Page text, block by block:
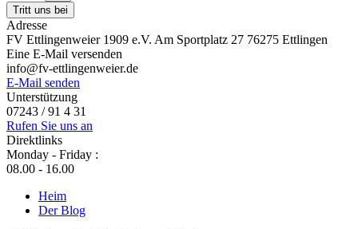
Tritt uns bei
Adresse
FV Ettlingenweier 1909 e.V. Am Sportplatz 27 76275 Ettlingen
Eine E-Mail versenden
info@fv-ettlingenweier.de
E-Mail senden
Unterstützung
07243 / 91 4 31
Rufen Sie uns an
Direktlinks
Monday - Friday :
08.00 - 16.00
Heim
Der Blog